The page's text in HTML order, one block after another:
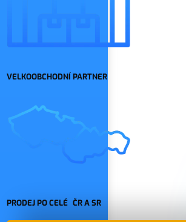
VELKOOBCHODNÍ PARTNER
PRODEJ PO CELÉ ČR A SR